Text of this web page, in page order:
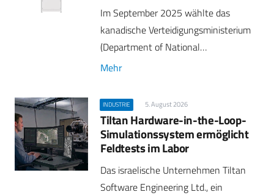
Im September 2025 wählte das
kanadische Verteidigungsministerium
(Department of National…
Mehr
INDUSTRIE 5. August 2026
Tiltan Hardware-in-the-Loop-
Simulationssystem ermöglicht
Feldtests im Labor
Das israelische Unternehmen Tiltan
Software Engineering Ltd., ein